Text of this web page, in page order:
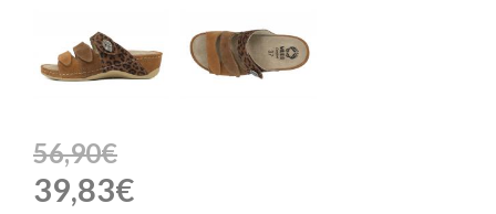
56,90€
39,83€